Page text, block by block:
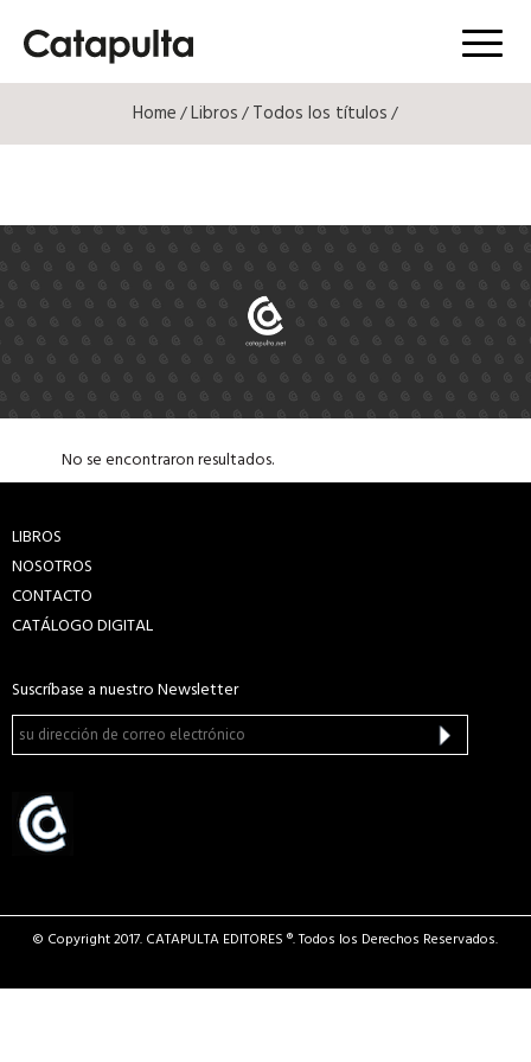
Menú
Home/Libros/Todos los títulos/
No se encontraron resultados.
LIBROS
NOSOTROS
CONTACTO
CATÁLOGO DIGITAL
Suscríbase a nuestro Newsletter
© Copyright 2017. CATAPULTA EDITORES ®. Todos los Derechos Reservados.